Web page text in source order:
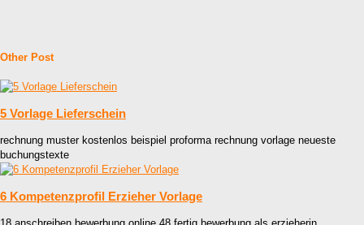
Other Post
5 Vorlage Lieferschein
rechnung muster kostenlos beispiel proforma rechnung vorlage neueste
buchungstexte
6 Kompetenzprofil Erzieher Vorlage